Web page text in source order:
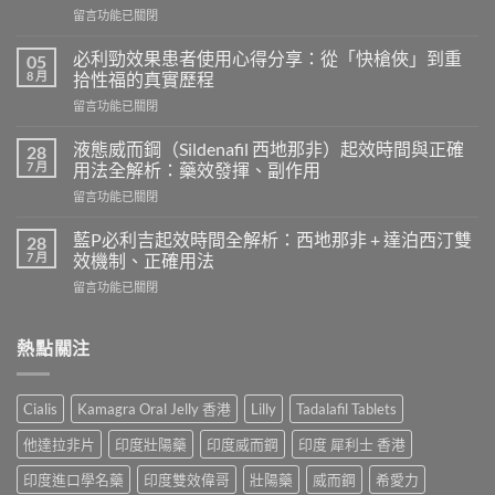
在
而
鋼
的
起
時
間
和
效
持
續
間？
解
服
用
到
藥
效
留言功能已關閉
05
8 月
必利勁效果患者使用心得分享：從「快槍俠」到重
拾性福的真實歷程
在
利
勁
效
果
者
使
用
心
享：
槍
俠」
到
重
拾
留言功能已關閉
28
7 月
液態威而鋼（Sildenafil 西地那非）起效時間與正確
用法全解析：藥效發揮、副作用
在
態
威
而
鋼
地
起
效
時
間
與
留言功能已關閉
28
7 月
藍P必利吉起效時間全解析：西地那非 + 達泊西汀雙
效機制、正確用法
在
必
利
起
效
時
間
全
解
留言功能已關閉
熱點關注
Cialis Kamagra Oral Jelly 香港 Lilly
Tadalafil Tablets
他達拉非片
印度壯陽藥 印度威而鋼
印度 犀利士 香港
印度進口學名藥
印度雙效偉哥 壯陽藥 威而鋼 希愛力